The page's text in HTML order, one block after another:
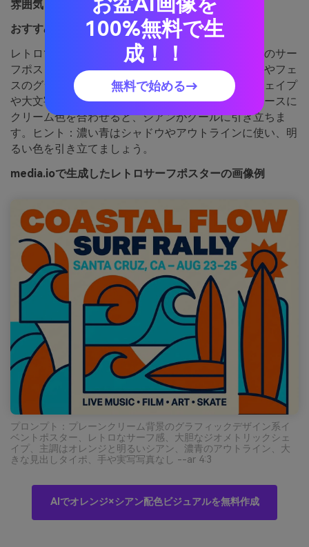
雰囲気：
レトロ、大胆、日差し
おすすめ用途：ギグポスターやイベントチラシ
レトロで日差しの強い色味が、スクリーンプリントのサー
フポスターや遊歩道サインを連想させます。チラシやフェ
スのグラフィック、グッズにもピッタリで、太めシェイプ
や大文字タイポと相性抜群。鮮やかなオレンジはベースに
クリーム色を合わせると、シアンがクールに引き立ちま
す。ヒント：濃い青はシャドウやアウトラインに使い、明
るい色を引き立てましょう。
media.ioで生成したレトロサーフポスターの画像例
プロンプト：プレーンクリーム背景のグラフィックデザイン系イ
ベントポスター、レトロなサーフ感、大胆なジオメトリックシェ
イプ、主調はオレンジと明るいシアン、濃青のアウトライン、大
きな見出しタイポ、手や実写写真なし --ar 4:3
AIでオレンジ×シアン配色ビジュアルを無料作成
100%無料で生
成！！
無料で始める→